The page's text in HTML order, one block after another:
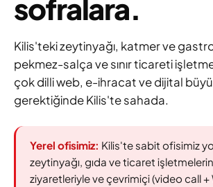
sofralara.
Kilis'teki zeytinyağı, katmer ve
pekmez-salça ve sınır ticareti
çok dilli web, e-ihracat ve dijital
gerektiğinde Kilis'te sahada.
Yerel ofisimiz: Kilis'te sabit ofisimiz
zeytinyağı, gıda ve ticaret
ziyaretleriyle ve çevrimiçi (video call